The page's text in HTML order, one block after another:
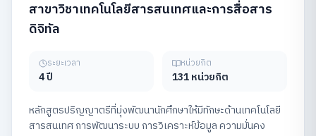
สาขาวิชาเทคโนโลยีสารสนเทศและการสื่อสาร
ดิจิทัล
ระยะเวลา
4 ปี
หน่วยกิต
131 หน่วยกิต
หลักสูตรปริญญาตรีที่มุ่งพัฒนานักศึกษาให้มีทักษะด้านเทคโนโลยี
สารสนเทศ การพัฒนาระบบ การวิเคราะห์ข้อมูล ความมั่นคง